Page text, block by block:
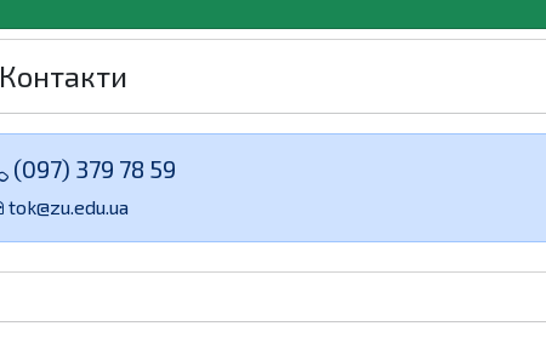
Контакти
(097) 379 78 59
tok@zu.edu.ua